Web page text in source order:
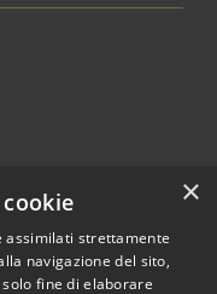
×
assimilati strettamente
navigazione del sito,
fine di elaborare